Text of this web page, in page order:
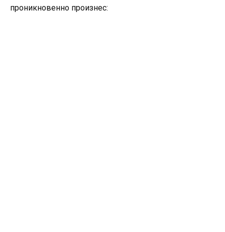
проникновенно произнес: